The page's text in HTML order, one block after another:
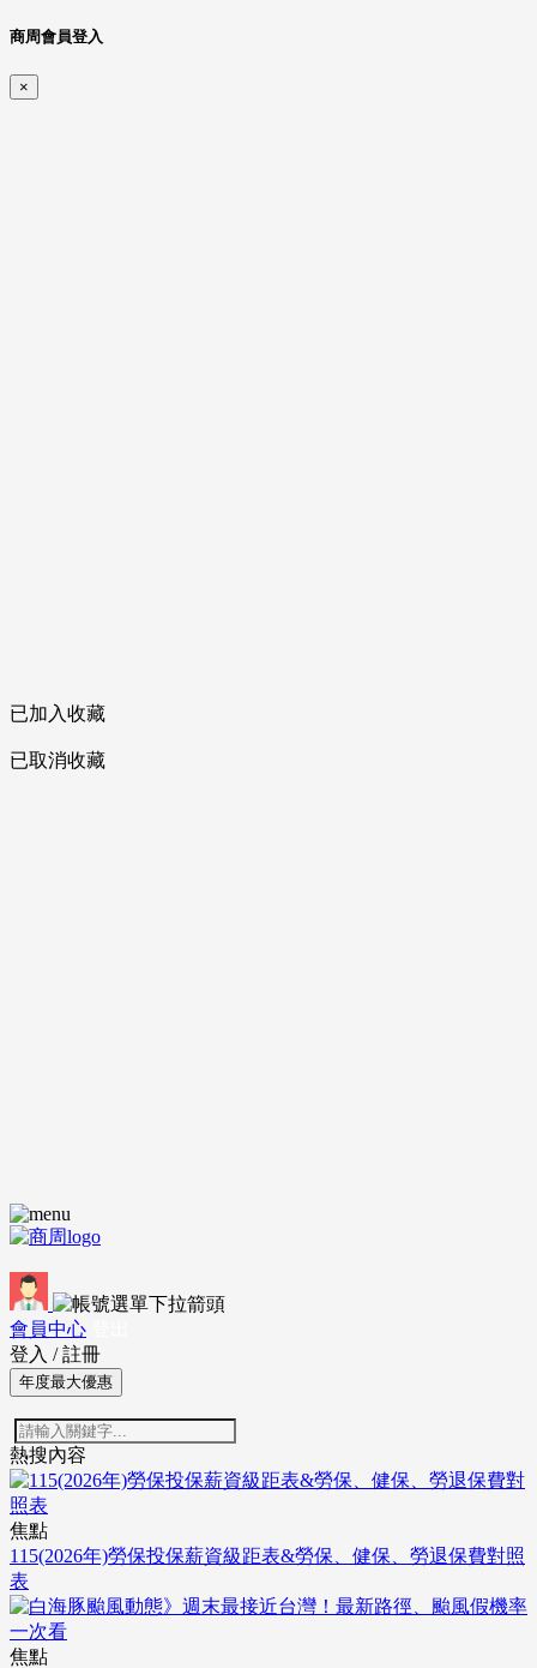
商周會員登入
×
已加入收藏
已取消收藏
會員中心
登入 / 註冊
年度最大優惠
熱搜內容
焦點
115(2026年)勞保投保薪資級距表&勞保、健保、勞退保費對照
表
焦點